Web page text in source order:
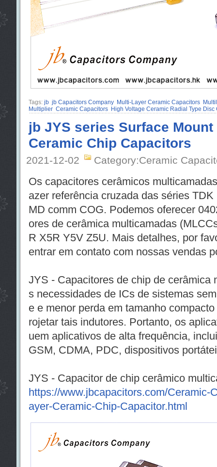
Tags: jb jb Capacitors Company Multi-Layer Ceramic Capacitors
Multiplier Ceramic Capacitors High Voltage Ceramic Radial Type Disc
jb JYS series Surface
Ceramic Chip Capacitors
2021-12-02 Category:Ceramic
Os capacitores cerâmicos
azer referência cruzada das séries TDK
MD comm COG. Podemos oferecer
ores de cerâmica multicamadas
R X5R Y5V Z5U. Mais detalhes, por
entrar em contato com nossas vendas
JYS - Capacitores de chip de cerâmica
s necessidades de ICs de sistemas
e e menor perda em tamanho
rojetar tais indutores. Portanto, os
uem aplicativos de alta frequência,
GSM, CDMA, PDC, dispositivos
JYS - Capacitor de chip cerâmico
https://www.jbcapacitors.com/Ceramic-
ayer-Ceramic-Chip-Capacitor.html